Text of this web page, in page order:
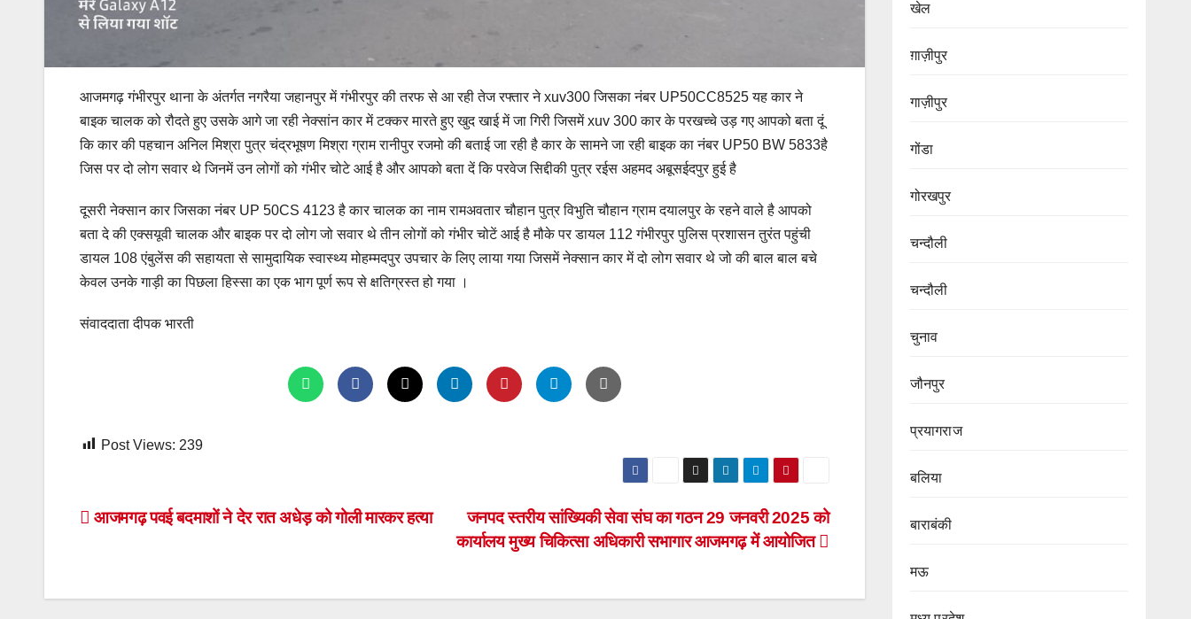
आजमगढ़ गंभीरपुर थाना के अंतर्गत नगरैया जहानपुर में गंभीरपुर की तरफ से आ रही तेज रफ्तार ने xuv300 जिसका नंबर UP50CC8525 यह कार ने
बाइक चालक को रौदते हुए उसके आगे जा रही नेक्सांन कार में टक्कर मारते हुए खुद खाई में जा गिरी जिसमें xuv 300 कार के परखच्चे उड़ गए आपको बता दूं
कि कार की पहचान अनिल मिश्रा पुत्र चंद्रभूषण मिश्रा ग्राम रानीपुर रजमो की बताई जा रही है कार के सामने जा रही बाइक का नंबर UP50 BW 5833है
जिस पर दो लोग सवार थे जिनमें उन लोगों को गंभीर चोटे आई है और आपको बता दें कि परवेज सिद्दीकी पुत्र रईस अहमद अबूसईदपुर हुई है
दूसरी नेक्सान कार जिसका नंबर UP 50CS 4123 है कार चालक का नाम रामअवतार चौहान पुत्र विभुति चौहान ग्राम दयालपुर के रहने वाले है आपको
बता दे की एक्सयूवी चालक और बाइक पर दो लोग जो सवार थे तीन लोगों को गंभीर चोटें आई है मौके पर डायल 112 गंभीरपुर पुलिस प्रशासन तुरंत पहुंची
डायल 108 एंबुलेंस की सहायता से सामुदायिक स्वास्थ्य मोहम्मदपुर उपचार के लिए लाया गया जिसमें नेक्सान कार में दो लोग सवार थे जो की बाल बाल बचे
केवल उनके गाड़ी का पिछला हिस्सा का एक भाग पूर्ण रूप से क्षतिग्रस्त हो गया ।
संवाददाता दीपक भारती
Post Views: 239
Post
जनपद स्तरीय सांख्यिकी सेवा संघ का गठन 29 जनवरी 2025 को
कार्यालय मुख्य चिकित्सा अधिकारी सभागार आजमगढ़ में आयोजित
आजमगढ़ पवई बदमाशों ने देर रात अधेड़ को गोली मारकर हत्या
खेल
ग़ाज़ीपुर
गाज़ीपुर
गोंडा
गोरखपुर
चन्दौली
चन्दौली
चुनाव
जौनपुर
प्रयागराज
बलिया
बाराबंकी
मऊ